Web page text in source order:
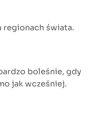
regionach świata.
boleśnie, gdy
jak wcześniej.